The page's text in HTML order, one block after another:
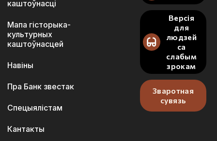
каштоўнасці
Мапа гісторыка-
культурных
каштоўнасцей
Навіны
Пра Банк звестак
Спецыялістам
Кантакты
Версія
для
людзей
са
слабым
зрокам
Зваротная
сувязь